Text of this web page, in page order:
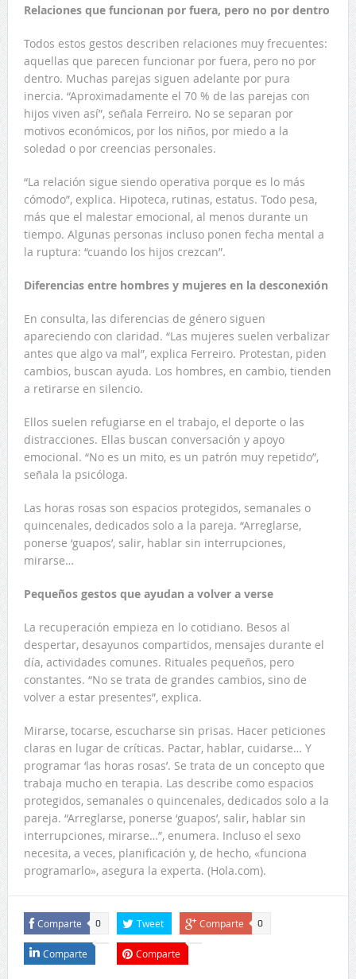
Relaciones que funcionan por fuera, pero no por dentro
Todos estos gestos describen relaciones muy frecuentes:
aquellas que parecen funcionar por fuera, pero no por
dentro. Muchas parejas siguen adelante por pura
inercia. “Aproximadamente el 70 % de las parejas con
hijos viven así”, señala Ferreiro. No se separan por
motivos económicos, por los niños, por miedo a la
soledad o por creencias personales.
“La relación sigue siendo operativa porque es lo más
cómodo”, explica. Hipoteca, rutinas, estatus. Todo pesa,
más que el malestar emocional, al menos durante un
tiempo. Algunas personas incluso ponen fecha mental a
la ruptura: “cuando los hijos crezcan”.
Diferencias entre hombres y mujeres en la desconexión
En consulta, las diferencias de género siguen
apareciendo con claridad. “Las mujeres suelen verbalizar
antes que algo va mal”, explica Ferreiro. Protestan, piden
cambios, buscan ayuda. Los hombres, en cambio, tienden
a retirarse en silencio.
Ellos suelen refugiarse en el trabajo, el deporte o las
distracciones. Ellas buscan conversación y apoyo
emocional. “No es un mito, es un patrón muy repetido”,
señala la psicóloga.
Las horas rosas son espacios protegidos, semanales o
quincenales, dedicados solo a la pareja. “Arreglarse,
ponerse ‘guapos’, salir, hablar sin interrupciones,
mirarse…
Pequeños gestos que ayudan a volver a verse
La recuperación empieza en lo cotidiano. Besos al
despertar, desayunos compartidos, mensajes durante el
día, actividades comunes. Rituales pequeños, pero
constantes. “No se trata de grandes cambios, sino de
volver a estar presentes”, explica.
Mirarse, tocarse, escucharse sin prisas. Hacer peticiones
claras en lugar de críticas. Pactar, hablar, cuidarse… Y
programar ‘las horas rosas’. Se trata de un concepto que
trabaja mucho en terapia. Las describe como espacios
protegidos, semanales o quincenales, dedicados solo a la
pareja. “Arreglarse, ponerse ‘guapos’, salir, hablar sin
interrupciones, mirarse…”, enumera. Incluso el sexo
necesita, a veces, planificación y, de hecho, «funciona
programarlo», asegura la experta. (Hola.com).
Comparte 0 Tweet Comparte 0
Comparte Comparte